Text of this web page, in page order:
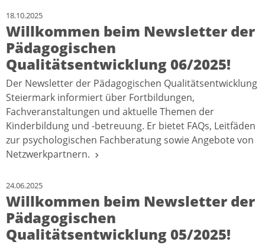
18.10.2025
Willkommen beim Newsletter der
Pädagogischen
Qualitätsentwicklung 06/2025!
Der Newsletter der Pädagogischen Qualitätsentwicklung
Steiermark informiert über Fortbildungen,
Fachveranstaltungen und aktuelle Themen der
Kinderbildung und -betreuung. Er bietet FAQs, Leitfäden
zur psychologischen Fachberatung sowie Angebote von
Netzwerkpartnern.
24.06.2025
Willkommen beim Newsletter der
Pädagogischen
Qualitätsentwicklung 05/2025!